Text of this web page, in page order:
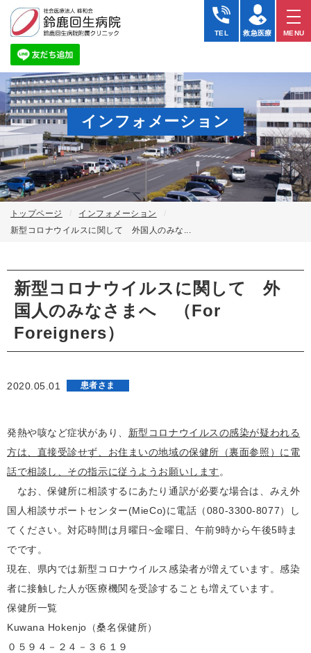
新
型
コ
ロ
ナ
ウ
イ
ル
ス
に
関
し
て
外
国
人
の
み
な
（For
Foreigners）
TEL 救急医療 MENU
インフォメーション
トップページ
インフォメーション
新型コロナウイルスに関して 外国人のみな...
新型コロナウイルスに関して 外
国人のみなさまへ （For
Foreigners）
2020.05.01 患者さま
発熱や咳など症状があり、 新型コロナウイルスの感染が疑われる
方は、直接受診せず、お住まいの地域の保健所（裏面参照）に電
話で相談し、その指示に従うようお願いします 。
なお、保健所に相談するにあたり通訳が必要な場合は、みえ外
国人相談サポートセンター(MieCo)に電話（080-3300-8077）し
てください。対応時間は月曜日~金曜日、午前9時から午後5時ま
でです。
現在、県内では新型コロナウイルス感染者が増えています。感染
者に接触した人が医療機関を受診することも増えています。
保健所一覧
Kuwana Hokenjo（桑名保健所）
０５９４－２４－３６１９